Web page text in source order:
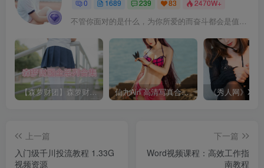
0 1689 239 83 2470W+
【森萝财团】森萝财团系列福利原版无水印合集下载[与本站内容同步更新] 仙九Airi 高清写真合集[持续更新]
上一篇
入门级千川投流教程 1.33G
视频资源
下一篇
Word视频课程：高效工作指
南教程